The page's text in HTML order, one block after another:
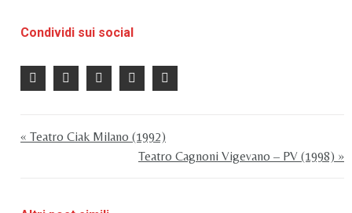
Condividi sui social
« Teatro Ciak Milano (1992)
Teatro Cagnoni Vigevano – PV (1998) »